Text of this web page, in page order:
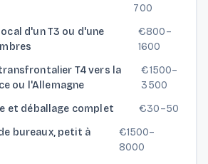
700
d'un T3 ou d'une
€800–
1600
T4 vers la
ou l'Allemagne
€1500–
3500
et déballage complet
€30–50
bureaux, petit à
€1500–
8000